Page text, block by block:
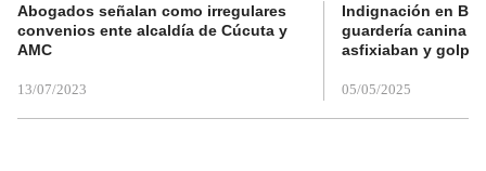
Abogados señalan como irregulares
convenios ente alcaldía de Cúcuta y
AMC
13/07/2023
Indignación en
guardería canina
asfixiaban y
05/05/2025